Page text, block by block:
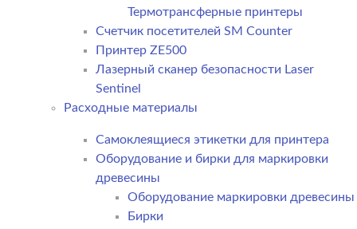
Термотрансферные принтеры
Счетчик посетителей SM Counter
Принтер ZE500
Лазерный сканер безопасности Laser
Sentinel
Расходные материалы
Самоклеящиеся этикетки для принтера
Оборудование и бирки для маркировки
древесины
Оборудование маркировки древесины
Бирки